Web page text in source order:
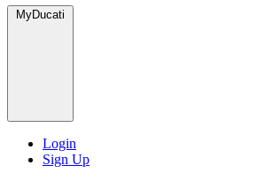
MyDucati
Login
Sign Up